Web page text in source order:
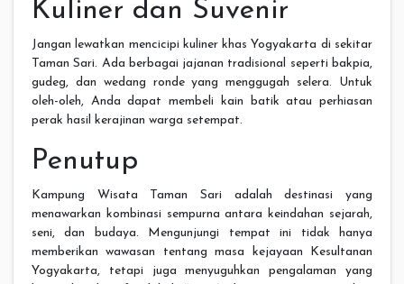
Kuliner dan Suvenir
Jangan lewatkan mencicipi kuliner khas Yogyakarta di sekitar
Taman Sari. Ada berbagai jajanan tradisional seperti bakpia,
gudeg, dan wedang ronde yang menggugah selera. Untuk
oleh-oleh, Anda dapat membeli kain batik atau perhiasan
perak hasil kerajinan warga setempat.
Penutup
Kampung Wisata Taman Sari adalah destinasi yang
menawarkan kombinasi sempurna antara keindahan sejarah,
seni, dan budaya. Mengunjungi tempat ini tidak hanya
memberikan wawasan tentang masa kejayaan Kesultanan
Yogyakarta, tetapi juga menyuguhkan pengalaman yang